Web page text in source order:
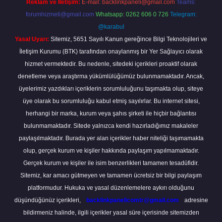
Reklam ve İletişim: E-mail: backlinkpaneli@gmail.com Teams:
forumhizmeti@gmail.com Whatsapp: 0262 606 0 726 Telegram:
@karabul
Yasal Uyarı: Sitemiz, 5651 Sayılı Kanun gereğince Bilgi Teknolojileri ve
İletişim Kurumu (BTK) tarafından onaylanmış bir Yer Sağlayıcı olarak
hizmet vermektedir. Bu nedenle, sitedeki içerikleri proaktif olarak
denetleme veya araştırma yükümlülüğümüz bulunmamaktadır. Ancak,
üyelerimiz yazdıkları içeriklerin sorumluluğunu taşımakta olup, siteye
üye olarak bu sorumluluğu kabul etmiş sayılırlar. Bu internet sitesi,
herhangi bir marka, kurum veya şahıs şirketi ile hiçbir bağlantısı
bulunmamaktadır. Sitede yalnızca kendi hazırladığımız makaleler
paylaşılmaktadır. Burada yer alan içerikler haber niteliği taşımamakta
olup, gerçek kurum ve kişiler hakkında paylaşım yapılmamaktadır.
Gerçek kurum ve kişiler ile isim benzerlikleri tamamen tesadüfidir.
Sitemiz, kar amacı gütmeyen ve tamamen ücretsiz bir bilgi paylaşım
platformudur. Hukuka ve yasal düzenlemelere aykırı olduğunu
düşündüğünüz içerikleri,
backlinkpanelicomtr@gmail.com
adresine
bildirmeniz halinde, ilgili içerikler yasal süre içerisinde sitemizden